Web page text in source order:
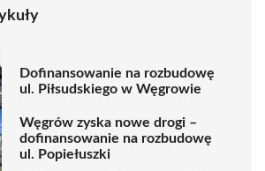
Dofinansowanie na rozbudowę
ul. Piłsudskiego w Węgrowie
Węgrów zyska nowe drogi –
dofinansowanie na rozbudowę
ul. Popiełuszki